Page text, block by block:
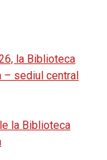
la Biblioteca
– sediul central
la Biblioteca